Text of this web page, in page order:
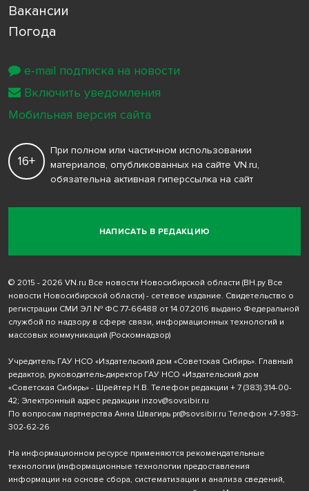
Вакансии
Погода
НАПИСАТЬ В РЕДАКЦИЮ
16+
При полном или частичном использовании
материалов, опубликованных на сайте VN.ru,
обязательна активная гиперссылка на сайт
© 2015 - 2026 VN.ru Все новости Новосибирской области (ВН.ру Все
новости Новосибирской области) - сетевое издание. Свидетельство о
регистрации СМИ ЭЛ № ФС 77-66488 от 14.07.2016 выдано Федеральной
службой по надзору в сфере связи, информационных технологий и
массовых коммуникаций (Роскомнадзор)
Учредитель ГАУ НСО «Издательский дом «Советская Сибирь». Главный
редактор, руководитель-директор ГАУ НСО «Издательский дом
«Советская Сибирь» - Шрейтер Н.В. Телефон редакции + 7 (383) 314-00-
42; Электронный адрес редакции inzov@sovsibir.ru
По вопросам партнерства Анна Швагирь pr@sovsibir.ru Телефон +7-983-
302-62-26
На информационном ресурсе применяются рекомендательные
технологии (информационные технологии предоставления
информации на основе сбора, систематизации и анализа сведений,
e-mail подписка на новости
Включить уведомления
Мобильная версия сайта